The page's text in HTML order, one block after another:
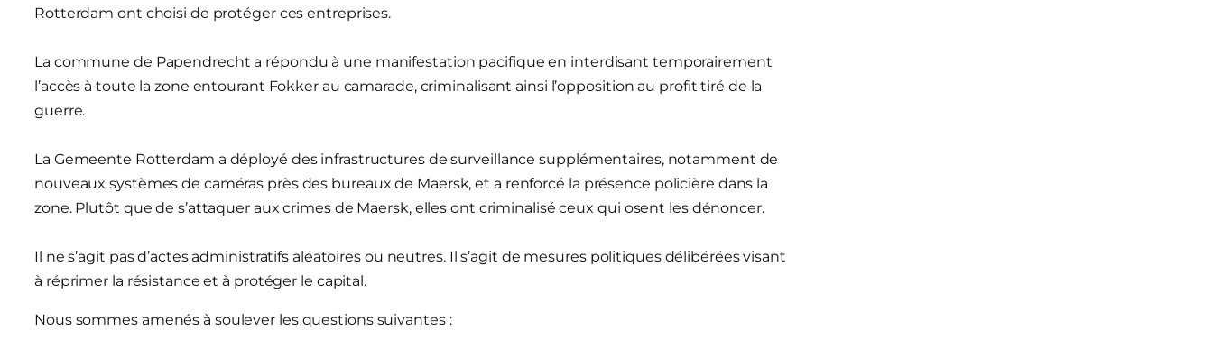
Rotterdam ont choisi de protéger ces entreprises.
La commune de Papendrecht a répondu à une manifestation pacifique en interdisant temporairement
l’accès à toute la zone entourant Fokker au camarade, criminalisant ainsi l’opposition au profit tiré de la
guerre.
La Gemeente Rotterdam a déployé des infrastructures de surveillance supplémentaires, notamment de
nouveaux systèmes de caméras près des bureaux de Maersk, et a renforcé la présence policière dans la
zone. Plutôt que de s’attaquer aux crimes de Maersk, elles ont criminalisé ceux qui osent les dénoncer.
Il ne s’agit pas d’actes administratifs aléatoires ou neutres. Il s’agit de mesures politiques délibérées visant
à réprimer la résistance et à protéger le capital.
Nous sommes amenés à soulever les questions suivantes :